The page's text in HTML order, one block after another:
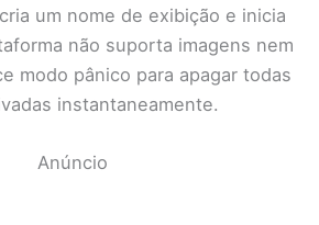
um nome de exibição e inicia
não suporta imagens nem
modo pânico para apagar todas
instantaneamente.
Anúncio